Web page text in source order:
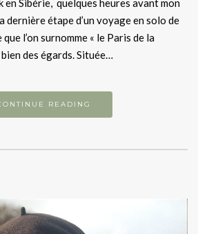
en Sibérie, quelques heures avant mon
dernière étape d’un voyage en solo de
l’on surnomme « le Paris de la
bien des égards. Située…
READING